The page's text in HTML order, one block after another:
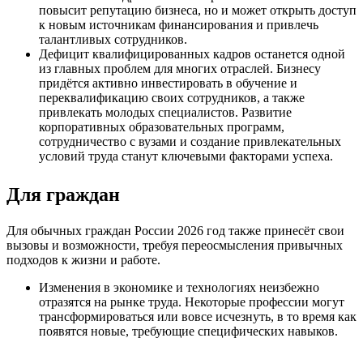
повысит репутацию бизнеса, но и может открыть доступ
к новым источникам финансирования и привлечь
талантливых сотрудников.
Дефицит квалифицированных кадров останется одной
из главных проблем для многих отраслей. Бизнесу
придётся активно инвестировать в обучение и
переквалификацию своих сотрудников, а также
привлекать молодых специалистов. Развитие
корпоративных образовательных программ,
сотрудничество с вузами и создание привлекательных
условий труда станут ключевыми факторами успеха.
Для граждан
Для обычных граждан России 2026 год также принесёт свои
вызовы и возможности, требуя переосмысления привычных
подходов к жизни и работе.
Изменения в экономике и технологиях неизбежно
отразятся на рынке труда. Некоторые профессии могут
трансформироваться или вовсе исчезнуть, в то время как
появятся новые, требующие специфических навыков.